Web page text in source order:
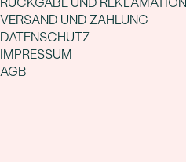
RÜCKGABE UND REKLAMATION
VERSAND UND ZAHLUNG
DATENSCHUTZ
IMPRESSUM
AGB